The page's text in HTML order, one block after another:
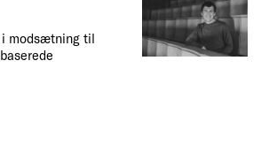
i modsætning til